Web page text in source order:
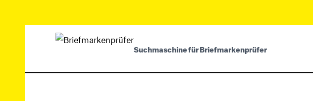
Suchmaschine für Briefmarkenprüfer